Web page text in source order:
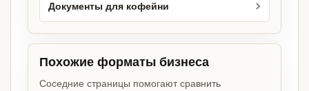
Документы для кофейни
Похожие форматы бизнеса
Соседние страницы помогают сравнить